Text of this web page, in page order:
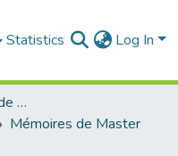
Statistics Log In
Faculté des sciences et de la technologie
Mémoires de Master